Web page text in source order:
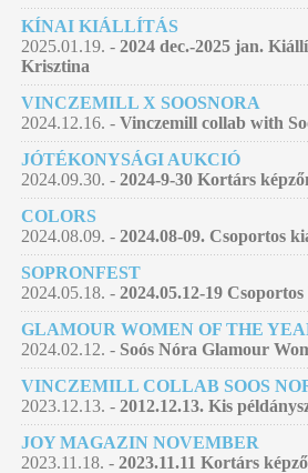
KÍNAI KIÁLLÍTÁS
2025.01.19. - 2024 dec.-2025 jan.
Krisztina
VINCZEMILL X SOOSNORA
2024.12.16. - Vinczemill collab with
JÓTÉKONYSÁGI AUKCIÓ
2024.09.30. - 2024-9-30 Kortárs
COLORS
2024.08.09. - 2024.08-09. Csoportos
SOPRONFEST
2024.05.18. - 2024.05.12-19
GLAMOUR WOMEN OF THE
2024.02.12. - Soós Nóra Glamour
VINCZEMILL COLLAB SOOS
2023.12.13. - 2012.12.13. Kis
JOY MAGAZIN NOVEMBER
2023.11.18. - 2023.11.11 Kortárs